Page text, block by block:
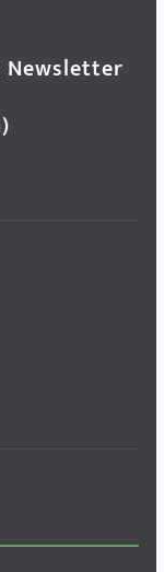
Newsletter